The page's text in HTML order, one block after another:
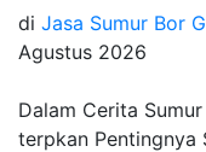
di Jasa Sumur Bor
Agustus 2026
Dalam Cerita
terpkan Pentingnya